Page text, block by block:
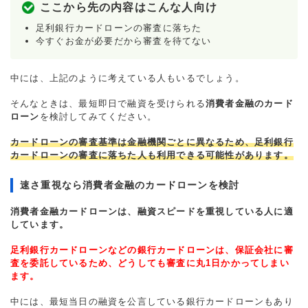
ここから先の内容はこんな人向け
足利銀行カードローンの審査に落ちた
今すぐお金が必要だから審査を待てない
中には、上記のように考えている人もいるでしょう。
そんなときは、最短即日で融資を受けられる消費者金融のカード
ローン を検討してみてください。
カードローンの審査基準は金融機関ごとに異なるため、足利銀行
カードローンの審査に落ちた人も利用できる可能性があります。
速さ重視なら消費者金融のカードローンを検討
消費者金融カードローンは、融資スピードを重視している人に適
しています。
足利銀行カードローンなどの銀行カードローンは、保証会社に審
査を委託しているため、どうしても審査に丸1日かかってしまい
ます。
中には、最短当日の融資を公言している銀行カードローンもあり